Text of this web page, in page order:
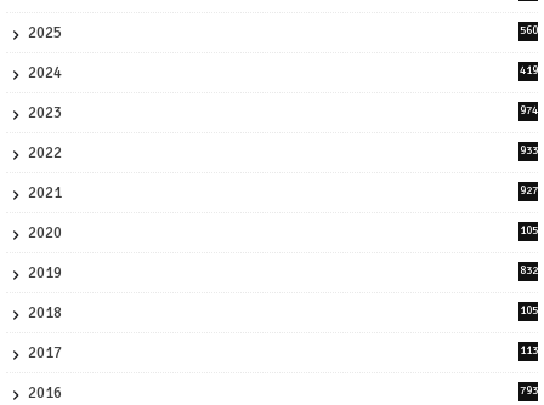
2025
560
2024
419
2023
974
2022
933
2021
927
2020
105
2019
832
2018
105
2017
113
2016
793